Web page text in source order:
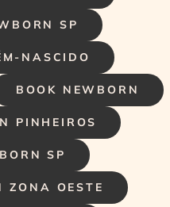
SP
NASCIDO
BOOK NEWBORN
PINHEIROS
SP
ZONA OESTE